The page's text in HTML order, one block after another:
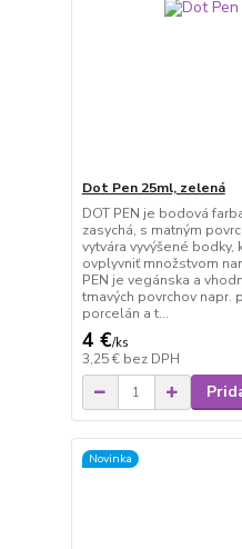
Dot Pen 25ml, zelená
DOT PEN je bodová
zasychá, s matným
vytvára vyvýšené
ovplyvniť množstvom
PEN je vegánska a
tmavých povrchov napr.
porcelán a t...
4 €/ks
3,25 € bez DPH
Novinka